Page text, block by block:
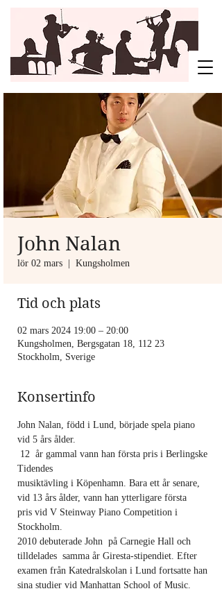
John Nalan
lör 02 mars Kungsholmen
Tid och plats
02 mars 2024 19:00 – 20:00
Kungsholmen, Bergsgatan 18, 112 23
Stockholm, Sverige
Konsertinfo
John Nalan, född i Lund, började spela piano
vid 5 års ålder.
12  år gammal vann han första pris i Berlingske
Tidendes
musiktävling i Köpenhamn. Bara ett år senare,
vid 13 års ålder, vann han ytterligare första
pris vid V Steinway Piano Competition i
Stockholm.
2010 debuterade John  på Carnegie Hall och
tilldelades  samma år Giresta-stipendiet. Efter
examen från Katedralskolan i Lund fortsatte han
sina studier vid Manhattan School of Music.